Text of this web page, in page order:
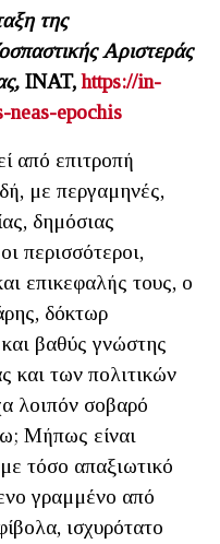
της
Αριστεράς
INAT,https://in-
neas-epochis
από επιτροπή
με περγαμηνές,
δημόσιας
περισσότεροι,
επικεφαλής τους, ο
δόκτωρ
βαθύς γνώστης
και των πολιτικών
λοιπόν σοβαρό
Μήπως είναι
τόσο απαξιωτικό
γραμμένο από
ισχυρότατο